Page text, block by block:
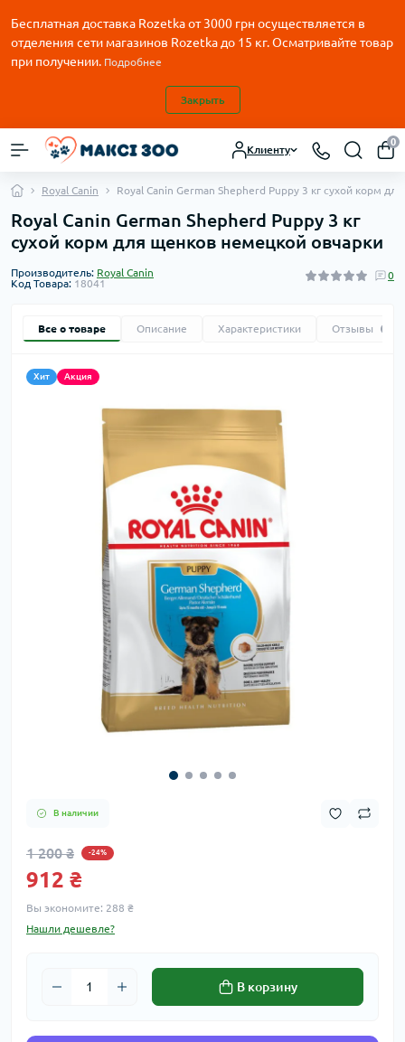
Бесплатная доставка Rozetka от3000 грн осуществляется в
отделения сети магазинов Rozetka до 15 кг. Осматривайте товар
при получении. Подробнее
Закрыть
Клиенту
0
Royal Canin Royal Canin German Shepherd Puppy 3 кг сухой корм
Royal Canin German Shepherd Puppy 3 кг
сухой корм для щенков немецкой овчарки
Производитель: Royal Canin
Код Товара: 18041
0
Все о товаре Описание Характеристики Отзывы
Хит Акция
В наличии
1 200 ₴ -24%
912 ₴
Вы экономите: 288 ₴
Нашли дешевле?
В корзину